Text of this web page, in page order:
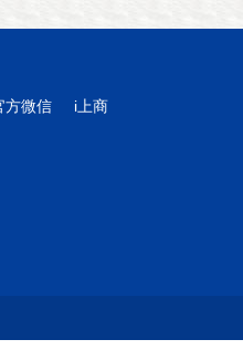
i上商
方微信